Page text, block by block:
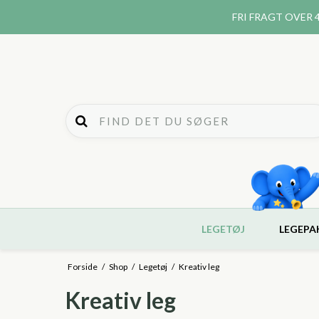
FRI FRAGT OVER
LEGETØJ
Forside / Shop / Legetøj / Kreativ leg
Kreativ leg